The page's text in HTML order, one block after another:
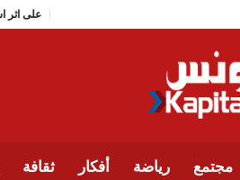
مجتمع رياضة أفكار ثقافة